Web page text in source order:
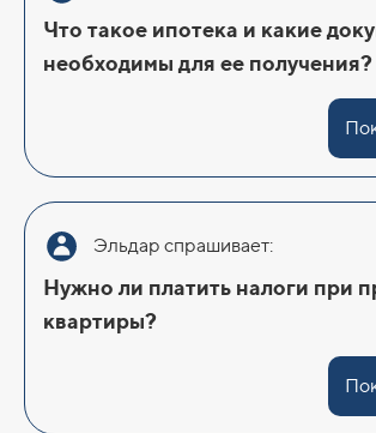
Что такое ипотека и какие
необходимы для ее получения?
Эльдар спрашивает:
Нужно ли платить налоги при
квартиры?